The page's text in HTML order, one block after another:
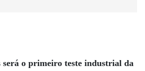
será o primeiro teste industrial da